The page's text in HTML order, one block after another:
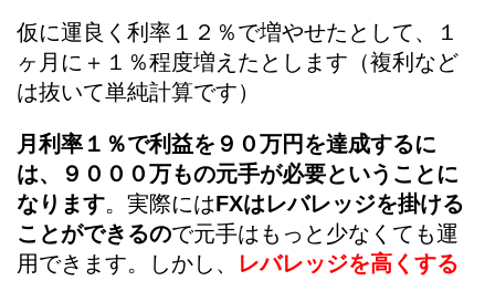
仮に運良く利率１２％で増やせたとして、１
ヶ月に＋１％程度増えたとします（複利など
は抜いて単純計算です）
月利率１％で利益を９０万円を達成するに
は、９０００万もの元手が必要ということに
なります。実際にはFXはレバレッジを掛ける
ことができるので元手はもっと少なくても運
用できます。しかし、
レバレッジを高くする